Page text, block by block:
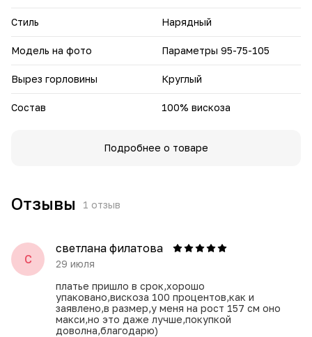
Стиль Нарядный
Модель на фото Параметры 95-75-105
Вырез горловины Круглый
Состав 100% вискоза
Подробнее о товаре
Отзывы 1 отзыв
С
светлана филатова
29 июля
платье пришло в срок,хорошо
упаковано,вискоза 100 процентов,как и
заявлено,в размер,у меня на рост 157 см оно
макси,но это даже лучше,покупкой
доволна,благодарю)